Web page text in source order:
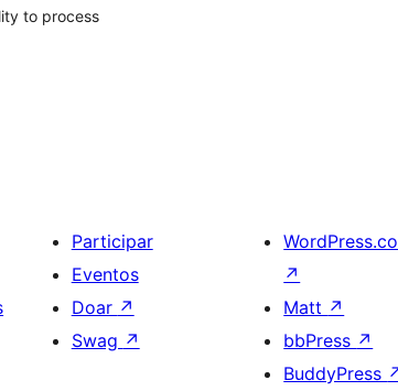
to process
Participar
Eventos
Doar ↗
Swag ↗
↗
Matt ↗
bbPress ↗
BuddyPress